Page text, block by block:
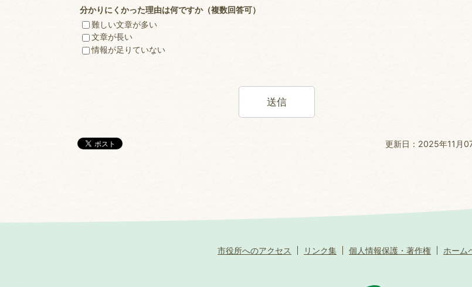
分かりにくかった理由は何ですか（複数回答可）
難しい文章が多い
文章が長い
情報が足りていない
更新日：2025年11月
市役所へのアクセス リンク集 個人情報保護・著作権 ホーム